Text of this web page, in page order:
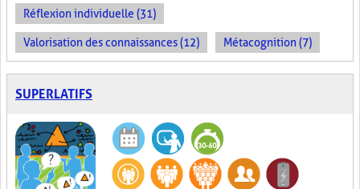
Réflexion individuelle (31)
Valorisation des connaissances (12) Métacognition (7)
SUPERLATIFS